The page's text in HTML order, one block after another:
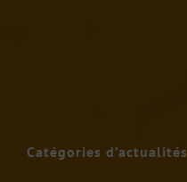
Catégories d’actualités